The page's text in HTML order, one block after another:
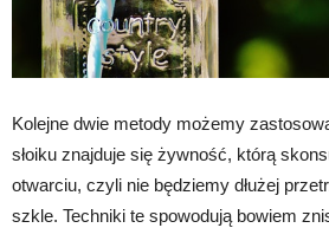
Kolejne dwie metody możemy
słoiku znajduje się żywność, którą
otwarciu, czyli nie będziemy dłużej
szkle. Techniki te spowodują bowiem